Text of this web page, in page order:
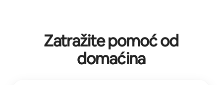
Zatražite pomoć od
domaćina